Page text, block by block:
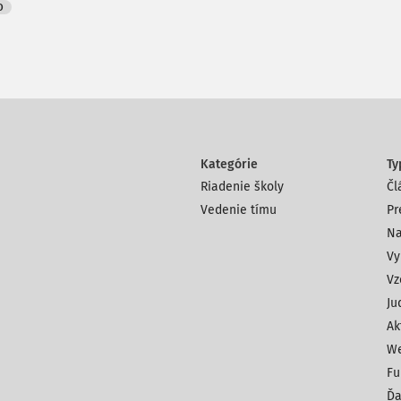
Kategórie
Riadenie školy
Vedenie tímu